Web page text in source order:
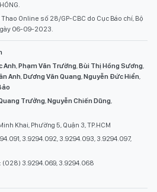
Online số 28/GP-CBC do Cục Báo chí, Bộ
06-09-2023.
Anh,Phạm Văn Trường,Bùi Thị Hồng Sương,
Anh,Dương Văn Quang,Nguyễn Đức Hiển,
Trưởng,Nguyễn Chiến Dũng,
Khai, Phường 5, Quận 3, TP.HCM
3.9294.092, 3.9294.093, 3.9294.097,
3.9294.069, 3.9294.068